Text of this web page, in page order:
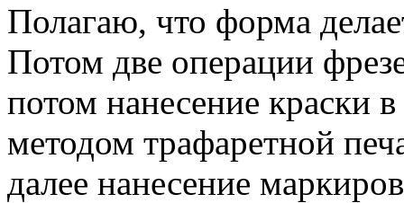
Полагаю, что форма
Потом две операции
потом нанесение краски
методом трафаретной
далее нанесение